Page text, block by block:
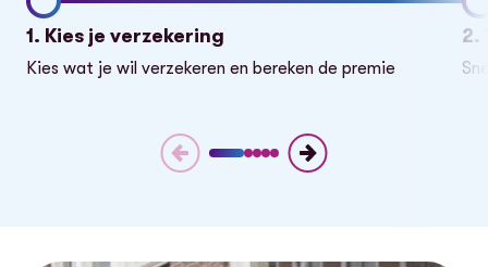
1. Kies je verzekering
Kies wat je wil verzekeren en bereken de premie
2.